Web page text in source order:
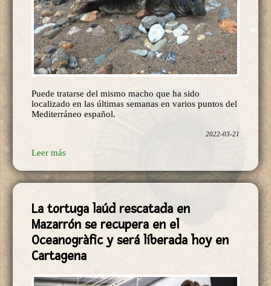
Puede tratarse del mismo macho que ha sido
localizado en las últimas semanas en varios puntos del
Mediterráneo español.
Leer más
La tortuga laúd rescatada en
Mazarrón se recupera en el
Oceanogràfic y será liberada hoy en
Cartagena